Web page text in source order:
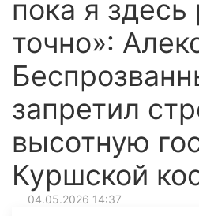
пока я
точно»:
запретил
высотную
Куршской
04.05.2026 14:37